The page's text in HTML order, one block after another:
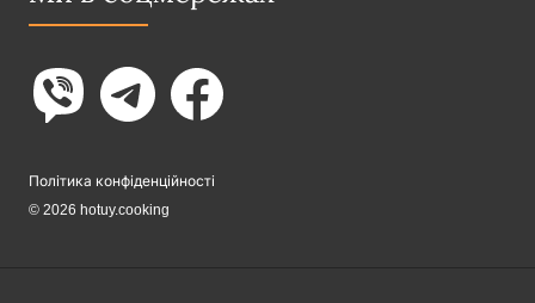
Політика конфіденційності
© 2026 hotuy.cooking